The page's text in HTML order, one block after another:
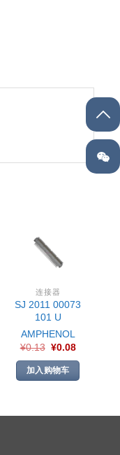
连接器
SJ 2011 00073
101 U
AMPHENOL
¥0.13 ¥0.08
加入购物车